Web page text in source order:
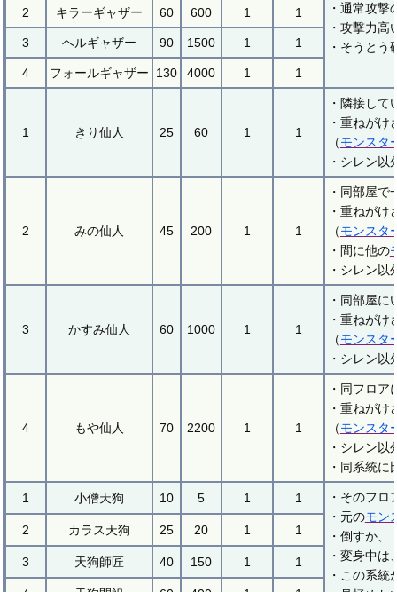
・通常攻撃
・攻撃力
・そうと
2 キラーギャザー 60 600 1 1
3 ヘルギャザー 90 1500 1 1
4 フォールギャザー 130 4000 1 1
1 きり仙人 25 60 1 1
・隣接し
・重ねが
（モンスタ
・シレン
2 みの仙人 45 200 1 1
・同部屋
・重ねが
（モンスタ
・間に他の
・シレン
3 かすみ仙人 60 1000 1 1
・同部屋
・重ねが
（モンスタ
・シレン
4 もや仙人 70 2200 1 1
・同フロ
・重ねが
（モンスタ
・シレン
・同系統に
1 小僧天狗 10 5 1 1
・そのフ
・元のモン
・倒すか
・変身中
・この系
2 カラス天狗 25 20 1 1
3 天狗師匠 40 150 1 1